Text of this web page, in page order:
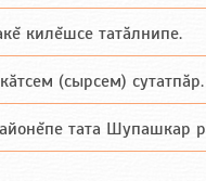
килĕшсе татăлнипе.
(сырсем)
тата Шупашкар